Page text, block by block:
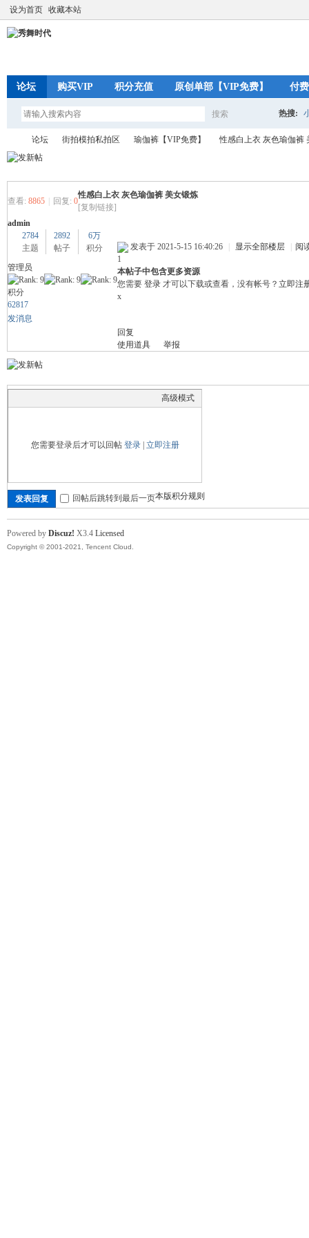
设为首页 收藏本站
论坛 购买VIP 积分充值 原创单部【VIP免费】 付
搜索
搜
热搜:
秀 »
论坛
›
街拍模拍私拍区
›
瑜伽裤【VIP免费】 性感白上衣 灰色瑜伽裤
查看: 8865 回复: 0
性感白上衣 灰色瑜伽裤 美女锻炼
[复制链接]
admin
2784
主题
2892
帖子
6万
积分
管理员
积分
62817
发消息
发表于 2021-5-15 16:40:26 显示全部楼层
阅
1
本帖子中包含更多资源
您需要 登录 才可以下载或查看，没有帐号？ 立即注
x
回复
使用道具
举报
高级模式
您需要登录后才可以回帖 登录| 立即注册
本版积分规则
发表回复 回帖后跳转到最后一页
Powered by Discuz! X3.4 Licensed
Copyright © 2001-2021, Tencent Cloud.